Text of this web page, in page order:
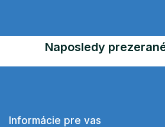
Naposledy
Informácie pre vas